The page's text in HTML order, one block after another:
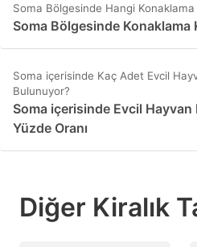
Soma Bölgesinde Hangi
Soma Bölgesinde Konaklama
Soma içerisinde Kaç Adet Evcil
Bulunuyor?
Soma içerisinde Evcil Hayvan
Yüzde Oranı
Diğer Kiralık